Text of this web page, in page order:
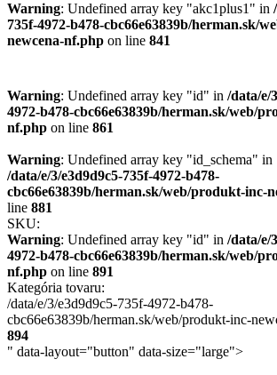
Warning: Undefined array key "akc1plus1" in
735f-4972-b478-cbc66e63839b/herman.sk/
newcena-nf.php on line 841
Warning: Undefined array key "id" in /data/e/
4972-b478-cbc66e63839b/herman.sk/web/
nf.php on line 861
Warning: Undefined array key "id_schema" in
/data/e/3/e3d9d9c5-735f-4972-b478-
cbc66e63839b/herman.sk/web/produkt-inc-
line 881
SKU:
Warning: Undefined array key "id" in /data/e/
4972-b478-cbc66e63839b/herman.sk/web/
nf.php on line 891
Kategória tovaru:
/data/e/3/e3d9d9c5-735f-4972-b478-
cbc66e63839b/herman.sk/web/produkt-inc-
894
" data-layout="button" data-size="large">